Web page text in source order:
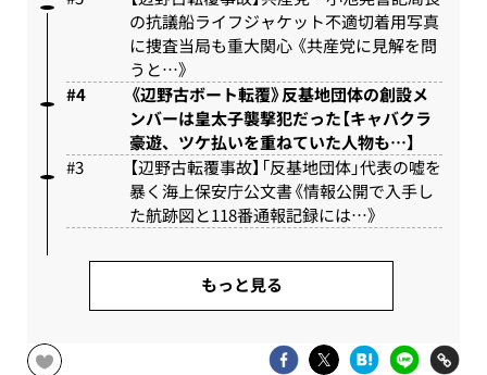
の抗議船ライフジャケット不適切着用写真
に捜査当局も重大関心 《共産党に見解を問
うと…》
《辺野古ボート転覆》反基地団体の創設メ
ンバーは皇太子襲撃犯だった【キャバクラ
豪遊、ツケ払いを重ねていた人物も…】
【辺野古転覆事故】「反基地団体」代表の嘘を
暴く海上保安庁公文書《情報公開で入手し
た航跡図と118番通報記録には…》
もっと見る